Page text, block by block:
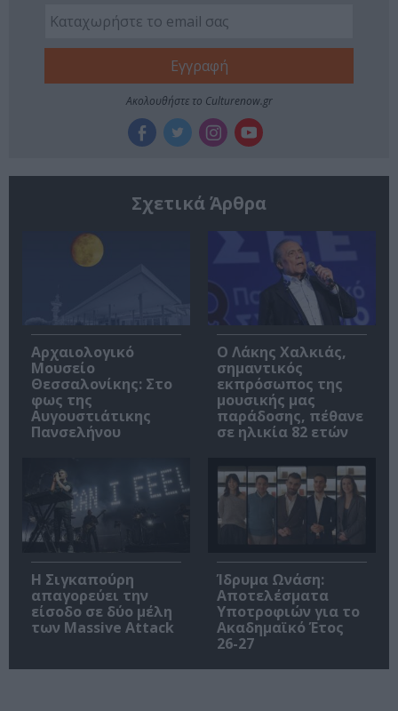
Ακολουθήστε το Culturenow.gr
Σχετικά Άρθρα
Αρχαιολογικό
Μουσείο
Θεσσαλονίκης: Στο
φως της
Αυγουστιάτικης
Πανσελήνου
Ο Λάκης Χαλκιάς,
σημαντικός
εκπρόσωπος της
μουσικής μας
παράδοσης, πέθανε
σε ηλικία 82 ετών
Η Σιγκαπούρη
απαγορεύει την
είσοδο σε δύο μέλη
των Massive Attack
Ίδρυμα Ωνάση:
Αποτελέσματα
Υποτροφιών για το
Ακαδημαϊκό Έτος
26-27